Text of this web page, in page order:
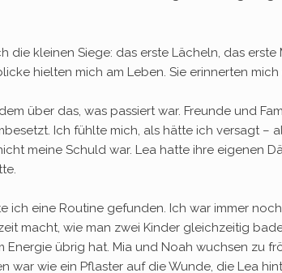
die kleinen Siege: das erste Lächeln, das erste
hielten mich am Leben. Sie erinnerten
über das, was passiert war. Freunde und
Ich fühlte mich, als hätte ich versagt –
meine Schuld war. Lea hatte ihre eigenen
ich eine Routine gefunden. Ich war immer
macht, wie man zwei Kinder gleichzeitig
Energie übrig hat. Mia und Noah wuchsen zu
war wie ein Pflaster auf die Wunde, die Lea